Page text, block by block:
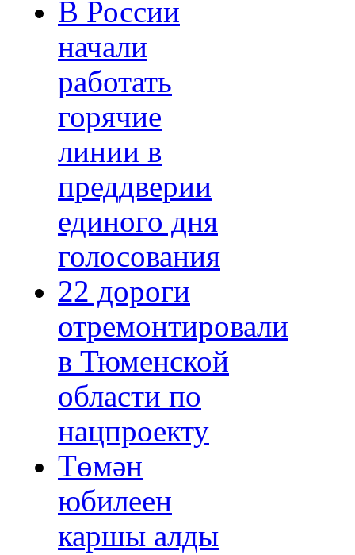
В России
начали
работать
горячие
линии в
преддверии
единого дня
голосования
22 дороги
отремонтировали
в Тюменской
области по
нацпроекту
Төмән
юбилеен
каршы алды